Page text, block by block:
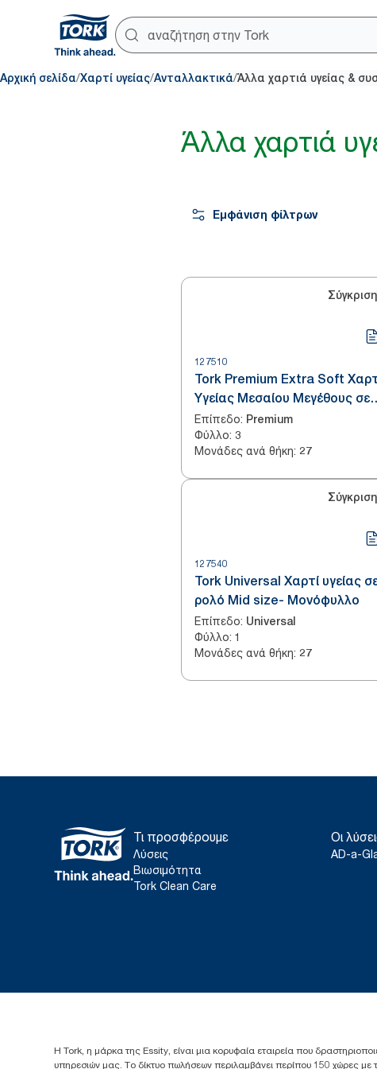
Αρχική σελίδα/Χαρτί υγείας/Ανταλλακτικά/Άλλα χαρτιά υγείας &
Άλλα χαρτιά
Εμφάνιση φίλτρων
Σύγκριση
127510
Tork Premium Extra Soft
Υγείας Μεσαίου Μεγέθους σε
Ρολό - Τρίφυλλο
Επίπεδο: Premium
Φύλλο: 3
Μονάδες ανά θήκη: 27
Σύγκριση
127540
Tork Universal Χαρτί υγείας
ρολό Mid size- Μονόφυλλο
Επίπεδο: Universal
Φύλλο: 1
Μονάδες ανά θήκη: 27
Τι προσφέρουμε
Λύσεις
Βιωσιμότητα
Tork Clean Care
Οι
AD-a-
Η Tork, η μάρκα της Essity, είναι μια κορυφαία εταιρεία που
υπηρεσιών μας. Το δίκτυο πωλήσεων περιλαμβάνει περίπου 150 χώρες